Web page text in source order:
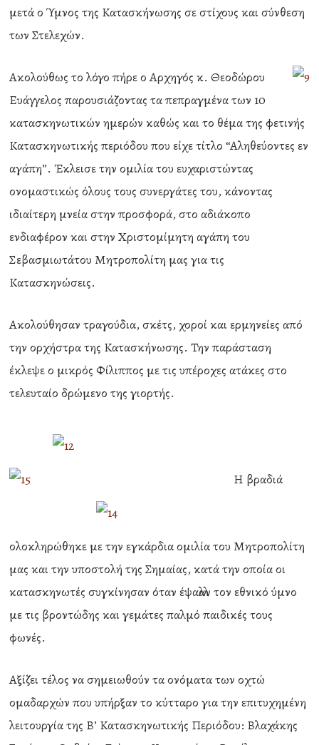
μετά ο Ύμνος της Κατασκήνωσης σε στίχους και σύνθεση
των Στελεχών.
Ακολούθως το λόγο πήρε ο Αρχηγός κ. Θεοδώρου
Ευάγγελος παρουσιάζοντας τα πεπραγμένα των 10
κατασκηνωτικών ημερών καθώς και το θέμα της φετινής
Κατασκηνωτικής περιόδου που είχε τίτλο “Αληθεύοντες εν
αγάπη”. Έκλεισε την ομιλία του ευχαριστώντας
ονομαστικώς όλους τους συνεργάτες του, κάνοντας
ιδιαίτερη μνεία στην προσφορά, στο αδιάκοπο
ενδιαφέρον και στην Χριστομίμητη αγάπη του
Σεβασμιωτάτου Μητροπολίτη μας για τις
Κατασκηνώσεις.
Ακολούθησαν τραγούδια, σκέτς, χοροί και ερμηνείες από
την ορχήστρα της Κατασκήνωσης. Την παράσταση
έκλεψε ο μικρός Φίλιππος με τις υπέροχες ατάκες στο
τελευταίο δρώμενο της γιορτής.
Η βραδιά
ολοκληρώθηκε με την εγκάρδια ομιλία του Μητροπολίτη
μας και την υποστολή της Σημαίας, κατά την οποία οι
κατασκηνωτές συγκίνησαν όταν έψαλλαν τον εθνικό ύμνο
με τις βροντώδης και γεμάτες παλμό παιδικές τους
φωνές.
Αξίζει τέλος να σημειωθούν τα ονόματα των οχτώ
ομαδαρχών που υπήρξαν το κύτταρο για την επιτυχημένη
λειτουργία της Β’ Κατασκηνωτικής Περιόδου: Βλαχάκης